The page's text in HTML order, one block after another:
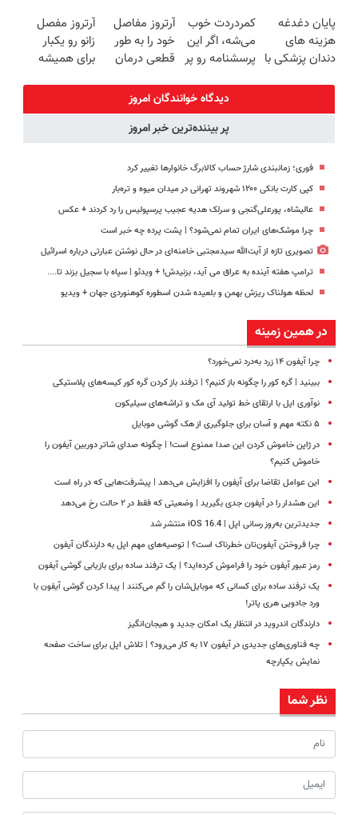
(ضمانت
تعویض +
پرداخت درب
سبک و مقاوم |
پرداخت قسطی
برگردون
(40%off)
پایان دغدغه
هزینه های
دندان پزشکی با
کمردردت خوب
می‌شه، اگر این
پرسشنامه رو پر
آرتروز مفاصل
خود را به طور
قطعی درمان
◗پرسش‌نامه◖
آرتروز مفصل
زانو رو یکبار
برای همیشه
دیدگاه خوانندگان امروز
پر بیننده‌ترین خبر امروز
فوری؛ زمانبندی‌ شارژ حساب کالابرگ خانوارها تغییر کرد
کپی کارت بانکی ۱۲۰۰ شهروند تهرانی در میدان میوه و تره‌بار
عالیشاه، پورعلی‌گنجی و سرلک هدیه عجیب پرسپولیس را رد کردند + عکس
چرا موشک‌های ایران تمام نمی‌شود؟ | پشت پرده چه خبر است
تصویری تازه از آیت‌الله سیدمجتبی خامنه‌ای در حال نوشتن عبارتی درباره اسرائیل
ترامپ هفته آینده به عراق می آید، بزنیدش! + ویدئو | سپاه با سجیل بزند تا....
لحظه هولناک ریزش بهمن و بلعیده شدن اسطوره کوهنوردی جهان + ویدیو
در همین زمینه
چرا آیفون ۱۴ زرد به‌درد نمی‌خورد؟
ببینید | گره کور را چگونه باز کنیم؟ | ترفند باز کردن گره کور کیسه‌های پلاستیکی
نوآوری اپل با ارتقای خط تولید آی مک و تراشه‌های سیلیکون
۵ نکته مهم و آسان برای جلوگیری از هک گوشی موبایل
در ژاپن خاموش کردن این صدا ممنوع است! | چگونه صدای شاتر دوربین آیفون را
خاموش کنیم؟
این عوامل تقاضا برای آیفون را افزایش می‌دهد | پیشرفت‌هایی که در راه است
این هشدار را در آیفون جدی بگیرید | وضعیتی که فقط در ۲ حالت رخ می‌دهد
جدیدترین به‌روز رسانی اپل | iOS 16.4 منتشر شد
چرا فروختن آیفون‌تان خطرناک است؟ | توصیه‌های مهم اپل به دارندگان آیفون
رمز عبور آیفون خود را فراموش کرده‌اید؟ | یک ترفند ساده برای بازیابی گوشی آیفون
یک ترفند ساده برای کسانی که موبایل‌شان را گم می‌کنند | پیدا کردن گوشی آیفون با
ورد جادویی هری پاتر!
دارندگان اندروید در انتظار یک امکان جدید و هیجان‌انگیز
چه فناوری‌های جدیدی در آیفون ۱۷ به کار می‌رود؟ | تلاش اپل برای ساخت صفحه
نمایش یکپارچه
نظر شما